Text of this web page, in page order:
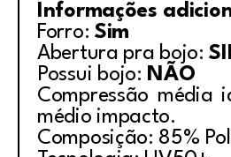
Informações
Forro: Sim
Abertura pra bojo:
Possui bojo: NÃO
Compressão
médio impacto.
Composição: 85%